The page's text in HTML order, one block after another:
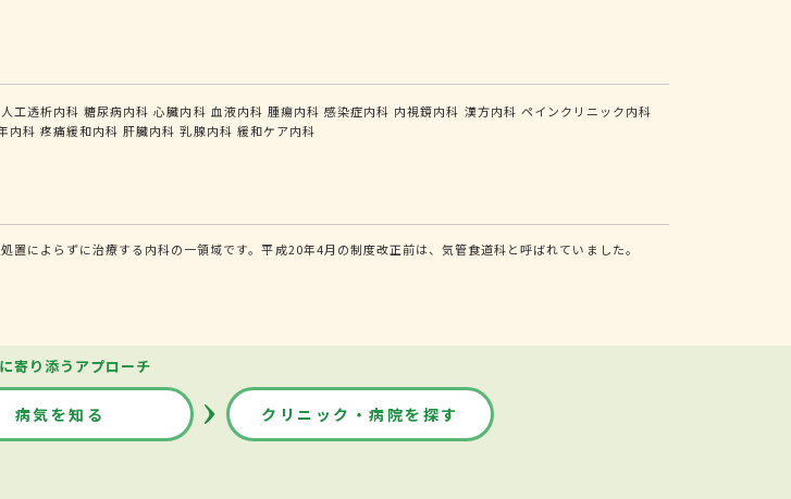
人工透析内科 糖尿病内科 心臓内科 血液内科 腫瘍内科 感染症内科 内視鏡内科 漢方内科 ペインクリニック内科
内科 疼痛緩和内科 肝臓内科 乳腺内科 緩和ケア内科
によらずに治療する内科の一領域です。平成20年4月の制度改正前は、気管食道科と呼ばれていました。
寄り添うアプローチ
病気を知る クリニック・病院を探す